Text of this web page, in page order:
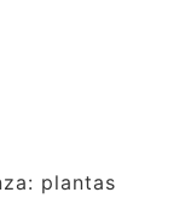
plantas